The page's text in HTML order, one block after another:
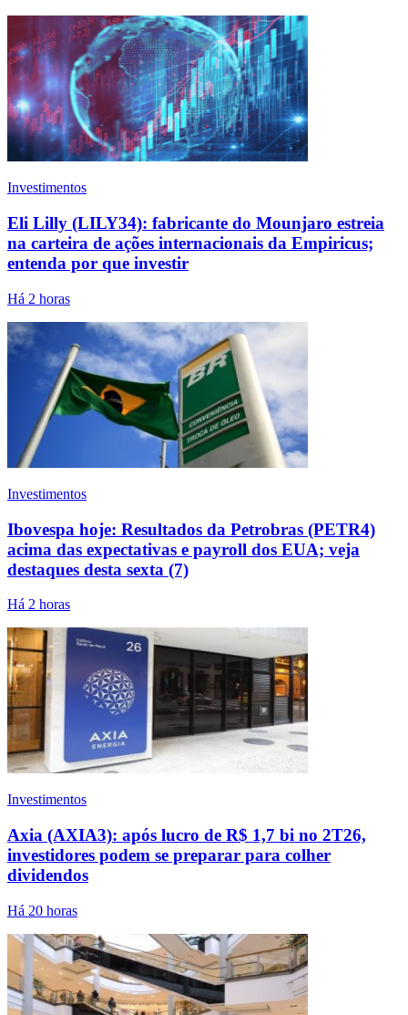
Investimentos
Eli Lilly (LILY34): fabricante do Mounjaro estreia
na carteira de ações internacionais da Empiricus;
entenda por que investir
Há 2 horas
Investimentos
Ibovespa hoje: Resultados da Petrobras (PETR4)
acima das expectativas e payroll dos EUA; veja
destaques desta sexta (7)
Há 2 horas
Investimentos
Axia (AXIA3): após lucro de R$ 1,7 bi no 2T26,
investidores podem se preparar para colher
dividendos
Há 20 horas